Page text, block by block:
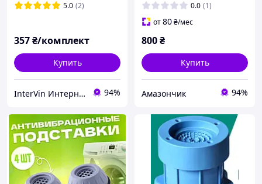
под ножки стиральной
5.0 (2)
357₴/комплект
Купить
InterVin Интернет-магазин 94%
0.0 (1)
от80₴/мес
800₴
Купить
Амазончик 94%